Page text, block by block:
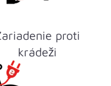
proti
krádeži